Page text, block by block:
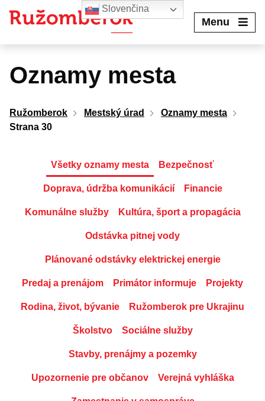
Menu
Oznamy mesta
Ružomberok Mestský úrad
Oznamy mesta
Strana 30
Všetky oznamy mesta Bezpečnosť
Doprava, údržba komunikácií Financie
Komunálne služby Kultúra, šport a propagácia
Odstávka pitnej vody
Plánované odstávky elektrickej energie
Predaj a prenájom Primátor informuje Projekty
Rodina, život, bývanie Ružomberok pre Ukrajinu
Školstvo Sociálne služby
Stavby, prenájmy a pozemky
Upozornenie pre občanov Verejná vyhláška
Slovenčina